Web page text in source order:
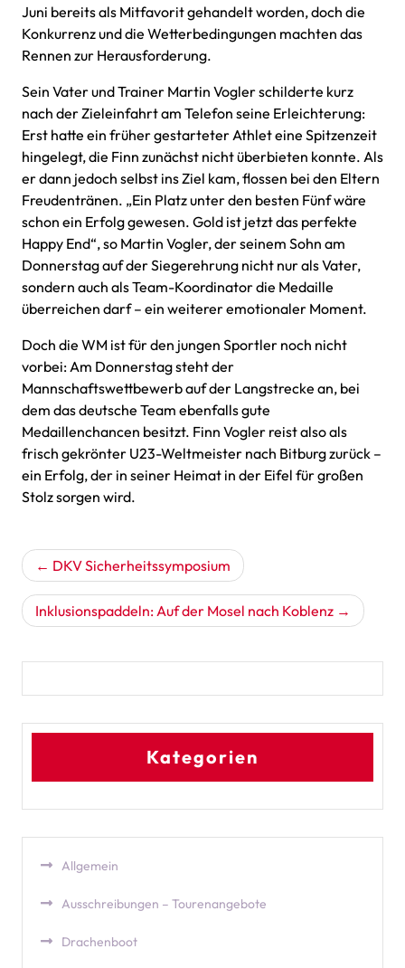
Juni bereits als Mitfavorit gehandelt worden, doch die
Konkurrenz und die Wetterbedingungen machten das
Rennen zur Herausforderung.
Sein Vater und Trainer Martin Vogler schilderte kurz
nach der Zieleinfahrt am Telefon seine Erleichterung:
Erst hatte ein früher gestarteter Athlet eine Spitzenzeit
hingelegt, die Finn zunächst nicht überbieten konnte. Als
er dann jedoch selbst ins Ziel kam, flossen bei den Eltern
Freudentränen. „Ein Platz unter den besten Fünf wäre
schon ein Erfolg gewesen. Gold ist jetzt das perfekte
Happy End“, so Martin Vogler, der seinem Sohn am
Donnerstag auf der Siegerehrung nicht nur als Vater,
sondern auch als Team-Koordinator die Medaille
überreichen darf – ein weiterer emotionaler Moment.
Doch die WM ist für den jungen Sportler noch nicht
vorbei: Am Donnerstag steht der
Mannschaftswettbewerb auf der Langstrecke an, bei
dem das deutsche Team ebenfalls gute
Medaillenchancen besitzt. Finn Vogler reist also als
frisch gekrönter U23-Weltmeister nach Bitburg zurück –
ein Erfolg, der in seiner Heimat in der Eifel für großen
Stolz sorgen wird.
Beitragsnavigation
DKV Sicherheitssymposium
Inklusionspaddeln: Auf der Mosel nach Koblenz
Kategorien
Allgemein
Ausschreibungen – Tourenangebote
Drachenboot